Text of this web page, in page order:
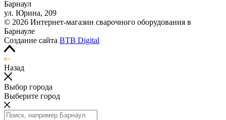
Барнаул
ул. Юрина, 209
© 2026 Интернет-магазин сварочного оборудования в
Барнауле
Создание сайта BTB Digital
Назад
Выбор города
Выберите город